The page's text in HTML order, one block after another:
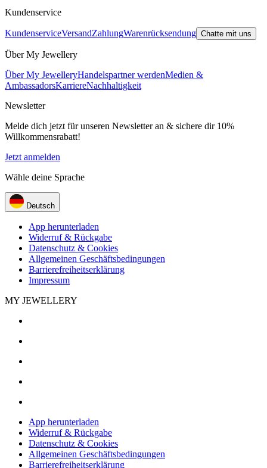
Kundenservice
KundenserviceVersandZahlungWarenrücksendung Chatte mit uns
Über My Jewellery
Über My JewelleryHandelspartner werdenMedien &
AmbassadorsKarriereNachhaltigkeit
Newsletter
Melde dich jetzt für unseren Newsletter an & sichere dir 10%
Willkommensrabatt!
Jetzt anmelden
Wähle deine Sprache
Deutsch
App herunterladen
Widerruf & Rückgabe
Datenschutz & Cookies
Allgemeinen Geschäftsbedingungen
Barrierefreiheitserklärung
Impressum
MY JEWELLERY
App herunterladen
Widerruf & Rückgabe
Datenschutz & Cookies
Allgemeinen Geschäftsbedingungen
Barrierefreiheitserklärung